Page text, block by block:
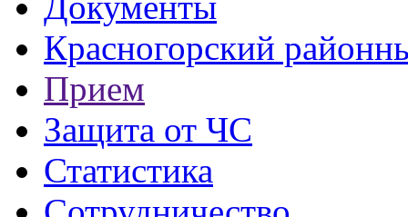
Красногорский
Прием
Защита от ЧС
Статистика